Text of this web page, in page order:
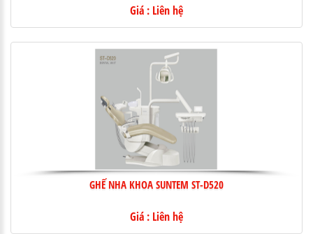
Giá : Liên hệ
GHẾ NHA KHOA SUNTEM ST-D520
Giá : Liên hệ